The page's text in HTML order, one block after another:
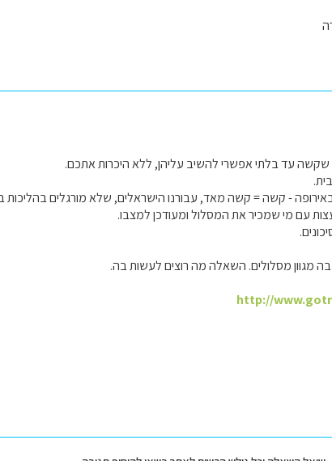
שקשה עד בלתי אפשרי להשיב עליהן, ללא היכרות אתכם.
- קשה = קשה מאד, עבורנו הישראלים, שלא מורגלים בהליכות
עם מי שמכיר את המסלול ומעודכן למצבו.
מגוון מסלולים. השאלה מה רוצים לעשות בה.
http://